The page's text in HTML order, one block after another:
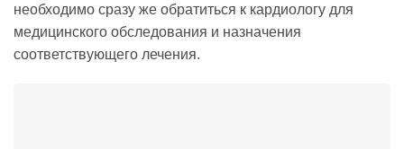
необходимо сразу же обратиться к кардиологу для
медицинского обследования и назначения
соответствующего лечения.